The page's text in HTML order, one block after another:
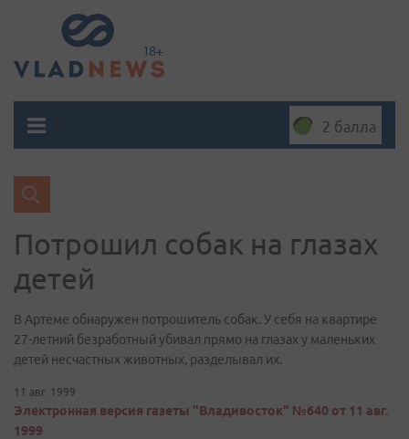
2 балла
Потрошил собак на глазах
детей
В Артеме обнаружен потрошитель собак. У себя на квартире
27-летний безработный убивал прямо на глазах у маленьких
детей несчастных животных, разделывал их.
11 авг. 1999
Электронная версия газеты "Владивосток" №640 от 11 авг.
1999